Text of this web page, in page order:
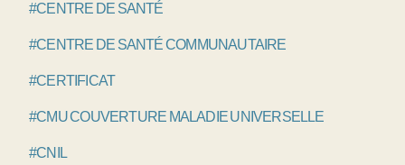
#CENTRE DE SANTÉ
#CENTRE DE SANTÉ COMMUNAUTAIRE
#CERTIFICAT
#CMU COUVERTURE MALADIE UNIVERSELLE
#CNIL